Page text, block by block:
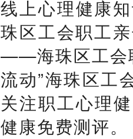
线上心理健康
珠区工会职工
——海珠区工会
流动”海珠区工
关注职工心理
健康免费测评。